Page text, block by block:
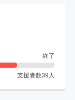
終了
支援者数39 人